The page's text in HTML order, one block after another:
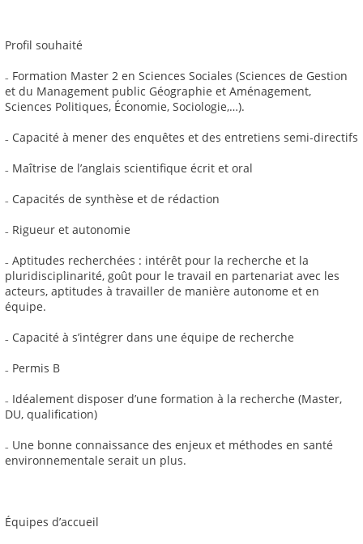
Profil souhaité
₋ Formation Master 2 en Sciences Sociales (Sciences de Gestion
et du Management public Géographie et Aménagement,
Sciences Politiques, Économie, Sociologie,…).
₋ Capacité à mener des enquêtes et des entretiens semi-directifs
₋ Maîtrise de l’anglais scientifique écrit et oral
₋ Capacités de synthèse et de rédaction
₋ Rigueur et autonomie
₋ Aptitudes recherchées : intérêt pour la recherche et la
pluridisciplinarité, goût pour le travail en partenariat avec les
acteurs, aptitudes à travailler de manière autonome et en
équipe.
₋ Capacité à s’intégrer dans une équipe de recherche
₋ Permis B
₋ Idéalement disposer d’une formation à la recherche (Master,
DU, qualification)
₋ Une bonne connaissance des enjeux et méthodes en santé
environnementale serait un plus.
Équipes d’accueil